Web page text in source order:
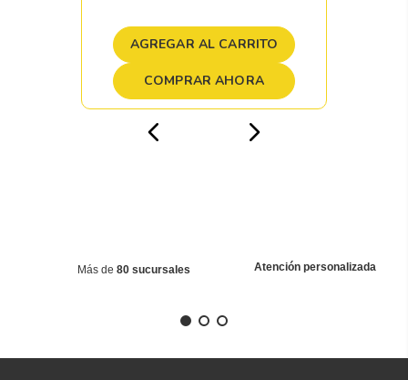
AGREGAR AL CARRITO
COMPRAR AHORA
Más de 80 sucursales Atención personalizada